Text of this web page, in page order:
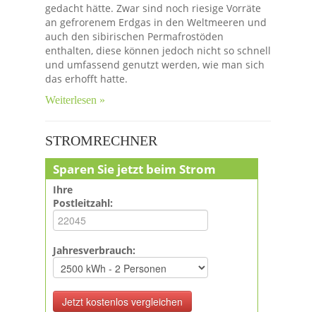
gedacht hätte. Zwar sind noch riesige Vorräte
an gefrorenem Erdgas in den Weltmeeren und
auch den sibirischen Permafrostöden
enthalten, diese können jedoch nicht so schnell
und umfassend genutzt werden, wie man sich
das erhofft hatte.
Weiterlesen »
STROMRECHNER
Sparen Sie jetzt beim Strom
Ihre
Postleitzahl:
Jahresverbrauch: